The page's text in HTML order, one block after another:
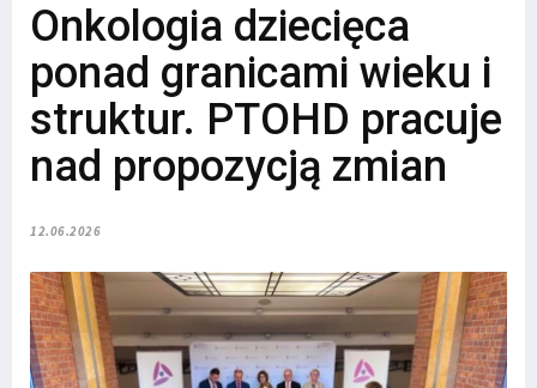
Onkologia dziecięca
ponad granicami wieku i
struktur. PTOHD pracuje
nad propozycją zmian
12.06.2026